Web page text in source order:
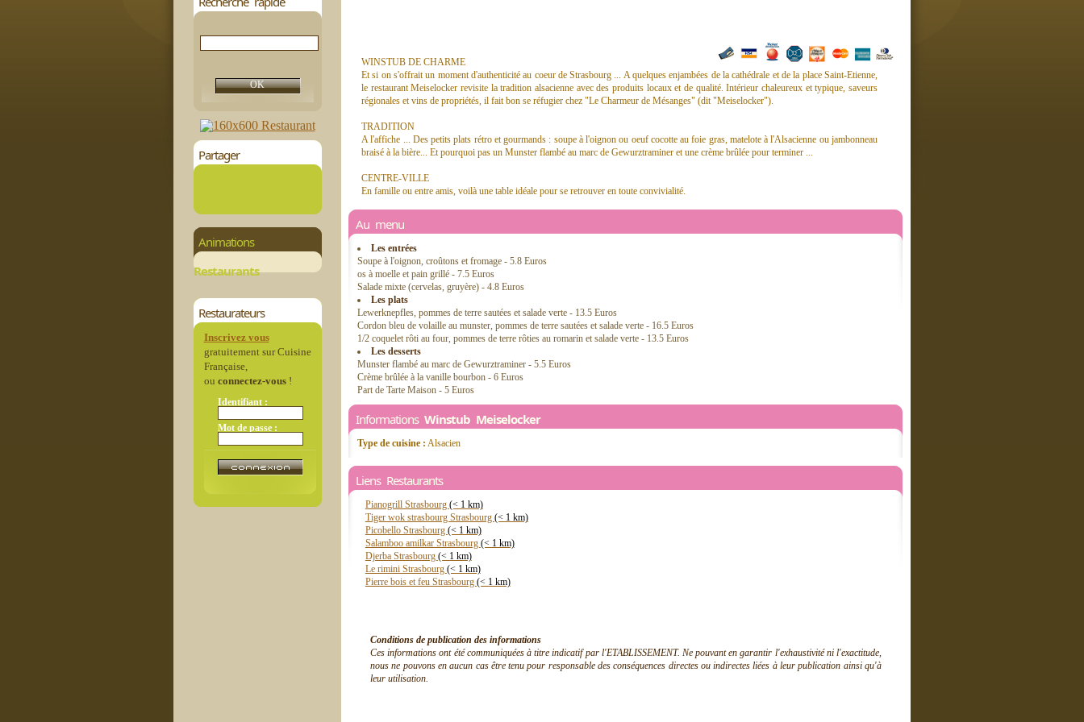
Partager
Animations
Restaurants
Restaurateurs
Inscrivez vous
gratuitement sur Cuisine
Française,
ou connectez-vous!
Identifiant :
Mot de passe :
WINSTUB DE CHARME
Et si on s'offrait un moment d'authenticité au coeur de Strasbourg ... A quelques enjambées de la cathédrale et de la place Saint-Etienne,
le restaurant Meiselocker revisite la tradition alsacienne avec des produits locaux et de qualité. Intérieur chaleureux et typique, saveurs
régionales et vins de propriétés, il fait bon se réfugier chez "Le Charmeur de Mésanges" (dit "Meiselocker").
TRADITION
A l'affiche ... Des petits plats rétro et gourmands : soupe à l'oignon ou oeuf cocotte au foie gras, matelote à l'Alsacienne ou jambonneau
braisé à la bière... Et pourquoi pas un Munster flambé au marc de Gewurztraminer et une crème brûlée pour terminer ...
CENTRE-VILLE
En famille ou entre amis, voilà une table idéale pour se retrouver en toute convivialité.
Au menu
Les entrées
Soupe à l'oignon, croûtons et fromage - 5.8 Euros
os à moelle et pain grillé - 7.5 Euros
Salade mixte (cervelas, gruyère) - 4.8 Euros
Les plats
Lewerknepfles, pommes de terre sautées et salade verte - 13.5 Euros
Cordon bleu de volaille au munster, pommes de terre sautées et salade verte - 16.5 Euros
1/2 coquelet rôti au four, pommes de terre rôties au romarin et salade verte - 13.5 Euros
Les desserts
Munster flambé au marc de Gewurztraminer - 5.5 Euros
Crème brûlée à la vanille bourbon - 6 Euros
Part de Tarte Maison - 5 Euros
Informations Winstub Meiselocker
Type de cuisine : Alsacien
Liens Restaurants
Pianogrill Strasbourg (< 1 km)
Tiger wok strasbourg Strasbourg (< 1 km)
Picobello Strasbourg (< 1 km)
Salamboo amilkar Strasbourg (< 1 km)
Djerba Strasbourg (< 1 km)
Le rimini Strasbourg (< 1 km)
Pierre bois et feu Strasbourg (< 1 km)
Conditions de publication des informations
Ces informations ont été communiquées à titre indicatif par l'ETABLISSEMENT. Ne pouvant en garantir l'exhaustivité ni l'exactitude,
nous ne pouvons en aucun cas être tenu pour responsable des conséquences directes ou indirectes liées à leur publication ainsi qu'à
leur utilisation.